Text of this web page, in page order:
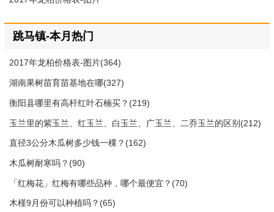
跳马镇-本月热门
2017年龙柏价格表-图片(364)
湖南果树苗育苗基地在哪(327)
衡阳县哪里有高杆红叶石楠买？(219)
玉兰里的紫玉兰、红玉兰、白玉兰、广玉兰、二乔玉兰的区别(212)
直径3公分木瓜树多少钱一棵？(162)
木瓜树耐寒吗？(90)
「红梅花」红梅有哪些品种，哪个最便宜？(70)
木槿9月份可以种植吗？(65)